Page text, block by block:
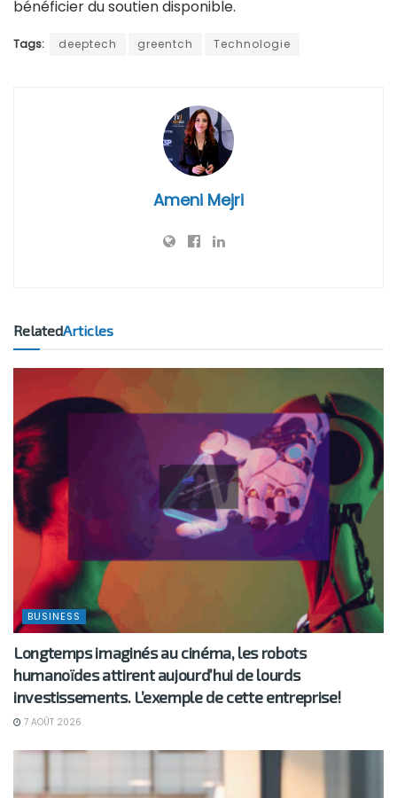
bénéficier du soutien disponible.
Tags: deeptech greentch Technologie
Ameni Mejri
RelatedArticles
BUSINESS
Longtemps imaginés au cinéma, les robots
humanoïdes attirent aujourd’hui de lourds
investissements. L’exemple de cette entreprise!
7 AOÛT 2026